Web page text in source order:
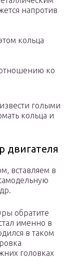
напротив
кольца
отношению ко
голыми
кольца и
двигателя
вставляем в
обратите
именно в
в таком
головках